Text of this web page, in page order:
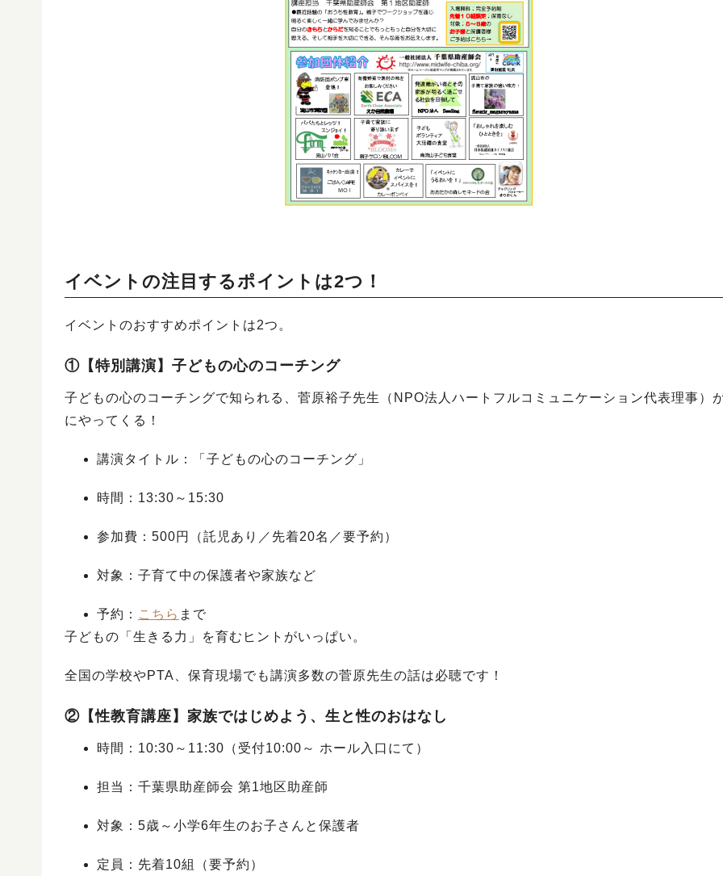
イベントの注目するポイントは2つ！
イベントのおすすめポイントは2つ。
①【特別講演】子どもの心のコーチング
子どもの心のコーチングで知られる、菅原裕子先生（NPO法人ハートフルコミュニケーション代表理事）
にやってくる！
講演タイトル：「子どもの心のコーチング」
時間：13:30～15:30
参加費：500円（託児あり／先着20名／要予約）
対象：子育て中の保護者や家族など
予約： こちら まで
子どもの「生きる力」を育むヒントがいっぱい。
全国の学校やPTA、保育現場でも講演多数の菅原先生の話は必聴です！
②【性教育講座】家族ではじめよう、生と性のおはなし
時間：10:30～11:30（受付10:00～ ホール入口にて）
担当：千葉県助産師会 第1地区助産師
対象：5歳～小学6年生のお子さんと保護者
定員：先着10組（要予約）